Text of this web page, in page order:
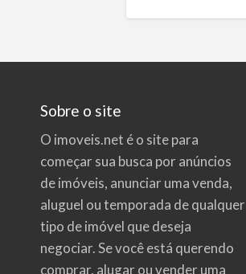
Sobre o site
O imoveis.net é o site para
começar sua busca poranúncios
de imóveis, anunciar uma venda,
aluguel ou temporada de qualquer
tipo de imóvel que deseja
negociar. Se você está querendo
comprar, alugar ou vender uma